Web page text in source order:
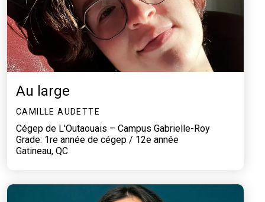
Au large
CAMILLE AUDETTE
Cégep de L'Outaouais – Campus Gabrielle-Roy
Grade: 1re année de cégep / 12e année
Gatineau, QC